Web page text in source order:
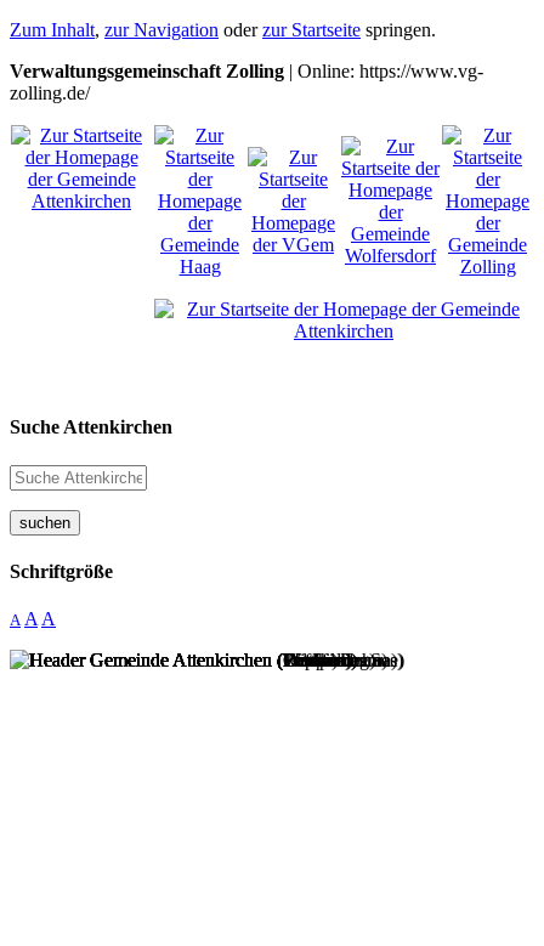
Zum Inhalt, zur Navigation oderzur Startseite springen.
Verwaltungsgemeinschaft Zolling | Online: https://www.vg-
zolling.de/
Suche Attenkirchen
suchen
Schriftgröße
A A A